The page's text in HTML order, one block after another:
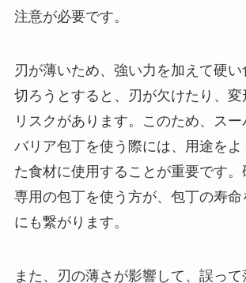
注意が必要です。
刃が薄いため、強い力を加えて硬い
切ろうとすると、刃が欠けたり、変
リスクがあります。このため、ス
バリア包丁を使う際には、用途をよ
た食材に使用することが重要です
専用の包丁を使う方が、包丁の寿命
にも繋がります。
また、刃の薄さが影響して、誤っ